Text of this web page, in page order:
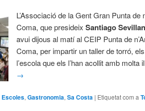
L’Associació de la Gent Gran Punta de
Coma, que presideixSantiago
avui dijous al matí al CEIP Punta de
Coma, per impartir un taller de torró,
l’escola que els l’han acollit amb molta
→
Escoles,Gastronomia,Sa Costa | Etiquetat com a